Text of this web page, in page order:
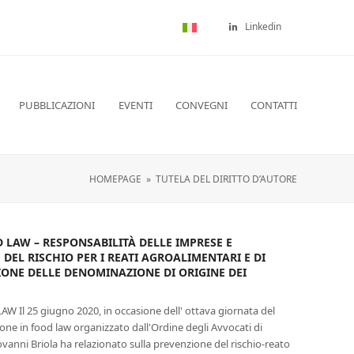
Linkedin
PUBBLICAZIONI EVENTI CONVEGNI CONTATTI
HOMEPAGE » TUTELA DEL DIRITTO D’AUTORE
LAW – RESPONSABILITÀ DELLE IMPRESE E
DEL RISCHIO PER I REATI AGROALIMENTARI E DI
DELLE DENOMINAZIONE DI ORIGINE DEI
Il 25 giugno 2020, in occasione dell' ottava giornata del
in food law organizzato dall'Ordine degli Avvocati di
Briola ha relazionato sulla prevenzione del rischio-reato